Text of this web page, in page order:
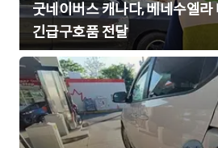
굿네이버스 캐나다, 베네수엘라
긴급구호품 전달